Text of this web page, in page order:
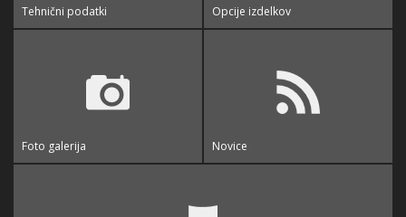
Tehnični podatki Opcije izdelkov
Foto galerija Novice